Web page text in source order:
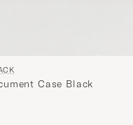
Case Black